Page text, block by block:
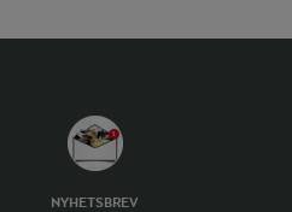
NYHETSBREV